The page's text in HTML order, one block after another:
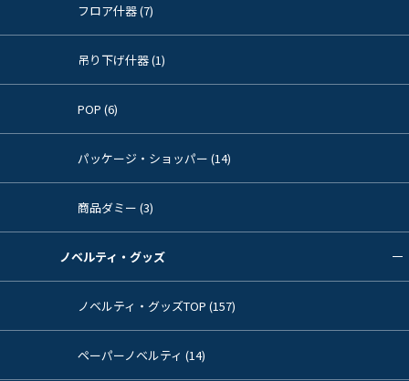
フロア什器 (7)
吊り下げ什器 (1)
POP (6)
パッケージ・ショッパー (14)
商品ダミー (3)
ノベルティ・グッズ
ノベルティ・グッズTOP (157)
ペーパーノベルティ (14)